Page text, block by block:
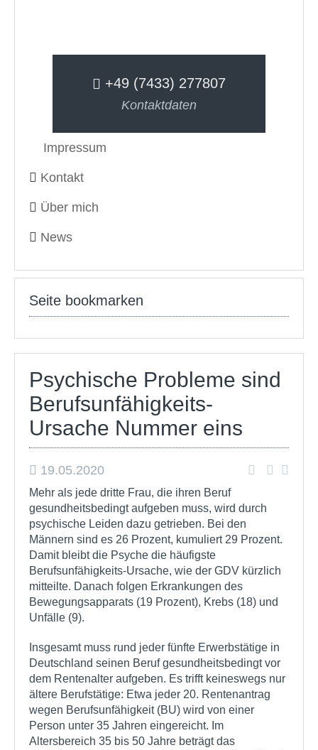
+49 (7433) 277807
Kontaktdaten
Impressum
Kontakt
Über mich
News
Seite bookmarken
Psychische Probleme sind
Berufsunfähigkeits-
Ursache Nummer eins
19.05.2020
Mehr als jede dritte Frau, die ihren Beruf
gesundheitsbedingt aufgeben muss, wird durch
psychische Leiden dazu getrieben. Bei den
Männern sind es 26 Prozent, kumuliert 29 Prozent.
Damit bleibt die Psyche die häufigste
Berufsunfähigkeits-Ursache, wie der GDV kürzlich
mitteilte. Danach folgen Erkrankungen des
Bewegungsapparats (19 Prozent), Krebs (18) und
Unfälle (9).
Insgesamt muss rund jeder fünfte Erwerbstätige in
Deutschland seinen Beruf gesundheitsbedingt vor
dem Rentenalter aufgeben. Es trifft keineswegs nur
ältere Berufstätige: Etwa jeder 20. Rentenantrag
wegen Berufsunfähigkeit (BU) wird von einer
Person unter 35 Jahren eingereicht. Im
Altersbereich 35 bis 50 Jahre beträgt das